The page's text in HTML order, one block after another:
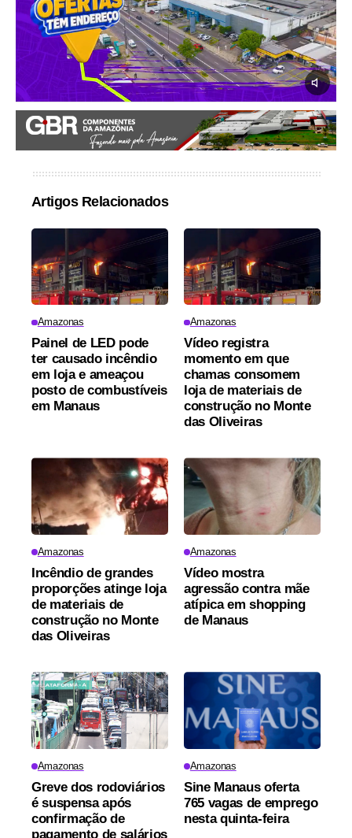
Artigos Relacionados
Amazonas
Painel de LED pode
ter causado incêndio
em loja e ameaçou
posto de combustíveis
em Manaus
Amazonas
Vídeo registra
momento em que
chamas consomem
loja de materiais de
construção no Monte
das Oliveiras
Amazonas
Incêndio de grandes
proporções atinge loja
de materiais de
construção no Monte
das Oliveiras
Amazonas
Vídeo mostra
agressão contra mãe
atípica em shopping
de Manaus
Amazonas
Greve dos rodoviários
é suspensa após
confirmação de
pagamento de salários
Amazonas
Sine Manaus oferta
765 vagas de emprego
nesta quinta-feira